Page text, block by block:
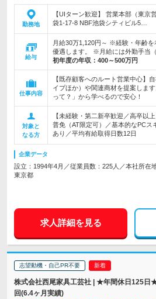
勤務地
【UIターン歓迎】 営業本部（東京
袋1-17-8 NBF池袋シティビル5…
給与
月給30万1,120円～ ※経験・年齢を
優遇します。 ※月給には外勤手当
初年度の年収： 400～500万円
仕事内容
【既存顧客へのルート営業中心】
イプほか）や関連商材を提案しま
って？」から学べるので安心！
対象と
なる方
【未経験・第二新卒歓迎／高卒以
普免（AT限定可）／基本的なPC
あり／平均有給取得日数12日
企業データ
設立：1994年4月／従業員数：225人／本社所在地
東京都
求人詳細を見る
志望動機・自己PR不要
株式会社西尾家具工芸社 | ★年間休日125
回(6.4ヶ月実績)